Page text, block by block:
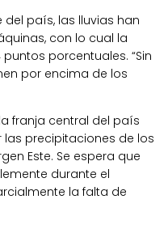
del país, las lluvias han
con lo cual la
porcentuales. “Sin
por encima de los
franja central del país
precipitaciones de los
Este. Se espera que
durante el
la falta de